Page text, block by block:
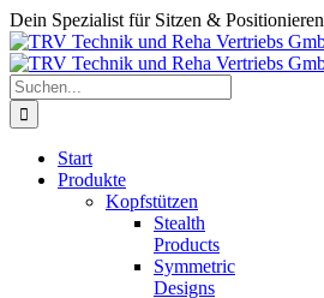
Zum
Inhalt
springen
Dein Spezialist für Sitzen & Positionieren
Suche
nach:
Start
Produkte
Kopfstützen
Stealth
Products
Symmetric
Designs